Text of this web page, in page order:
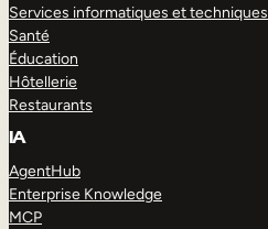
Services informatiques et techniques
Santé
Éducation
Hôtellerie
Restaurants
IA
AgentHub
Enterprise Knowledge
MCP